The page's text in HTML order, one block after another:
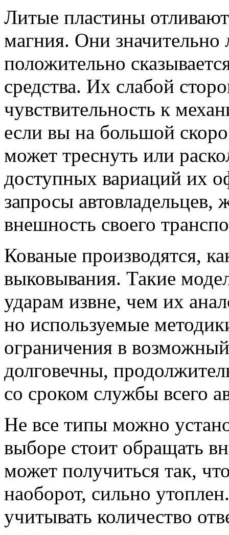
Литые пластины
магния. Они
положительно
средства. Их слабой
чувствительность к
если вы на большой
может треснуть или
доступных вариаций их
запросы
внешность своего
Кованые производятся,
выковывания. Такие
ударам извне, чем их
но используемые
ограничения в
долговечны,
со сроком службы всего
Не все типы можно
выборе стоит обращать
может получиться так,
наоборот, сильно
учитывать количество